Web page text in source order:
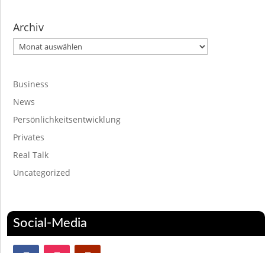
Archiv
Archiv
Business
News
Persönlichkeitsentwicklung
Privates
Real Talk
Uncategorized
Social-Media